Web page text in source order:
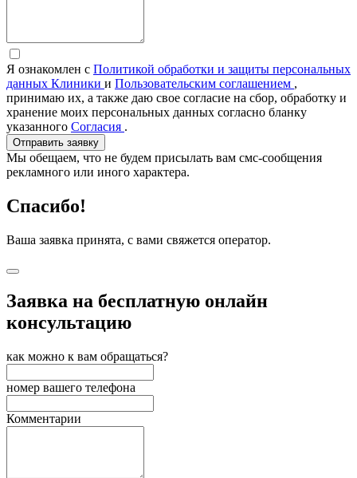
Я ознакомлен с Политикой обработки и защиты персональных
данных Клиники и Пользовательским соглашением ,
принимаю их, а также даю свое согласие на сбор, обработку и
хранение моих персональных данных согласно бланку
указанного Согласия .
Отправить заявку
Мы обещаем, что не будем присылать вам смс-сообщения
рекламного или иного характера.
Спасибо!
Ваша заявка принята, с вами свяжется оператор.
Заявка на бесплатную онлайн
консультацию
как можно к вам обращаться?
номер вашего телефона
Комментарии